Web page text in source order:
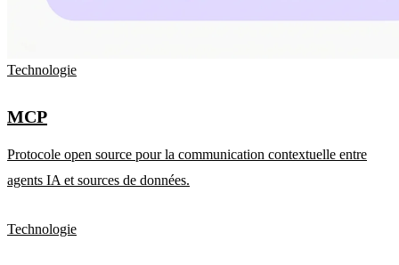
Technologie
MCP
Protocole open source pour la communication contextuelle entre
agents IA et sources de données.
Technologie